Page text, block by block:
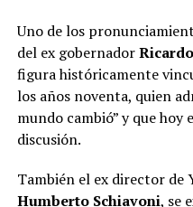
Uno de los
del ex gobernador
figura históricamente
los años noventa, quien
mundo cambió” y que
discusión.
También el ex director de
Humberto Schiavoni, se